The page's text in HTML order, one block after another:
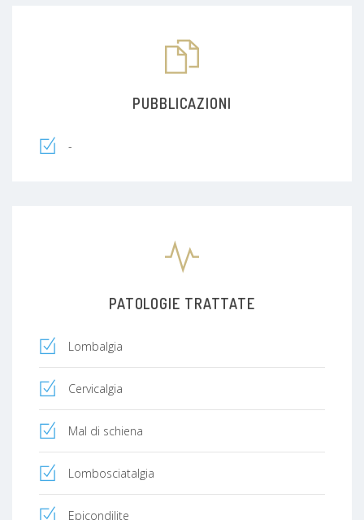
PUBBLICAZIONI
-
PATOLOGIE TRATTATE
Lombalgia
Cervicalgia
Mal di schiena
Lombosciatalgia
Epicondilite